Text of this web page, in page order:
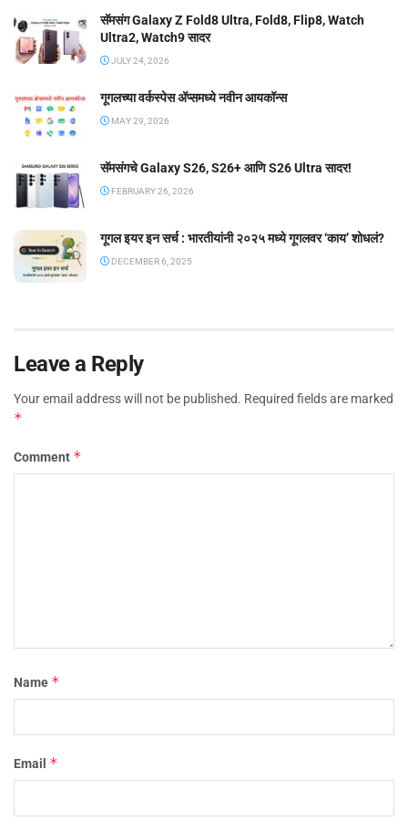
सॅमसंग Galaxy Z Fold8 Ultra, Fold8, Flip8, Watch
Ultra2, Watch9 सादर
JULY 24, 2026
गूगलच्या वर्कस्पेस अ‍ॅप्समध्ये नवीन आयकॉन्स
MAY 29, 2026
सॅमसंगचे Galaxy S26, S26+ आणि S26 Ultra सादर!
FEBRUARY 26, 2026
गूगल इयर इन सर्च : भारतीयांनी २०२५ मध्ये गूगलवर ‘काय’ शोधलं?
DECEMBER 6, 2025
Leave a Reply
Your email address will not be published. Required fields are marked
*
Comment *
Name *
Email *